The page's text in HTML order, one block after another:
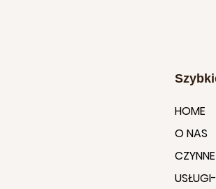
HOME
O NAS
CZYNNE